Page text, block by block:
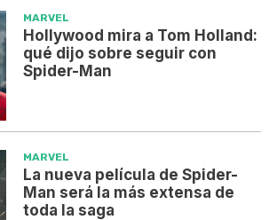
MARVEL
Hollywood mira a Tom Holland:
qué dijo sobre seguir con
Spider-Man
MARVEL
La nueva película de Spider-
Man será la más extensa de
toda la saga